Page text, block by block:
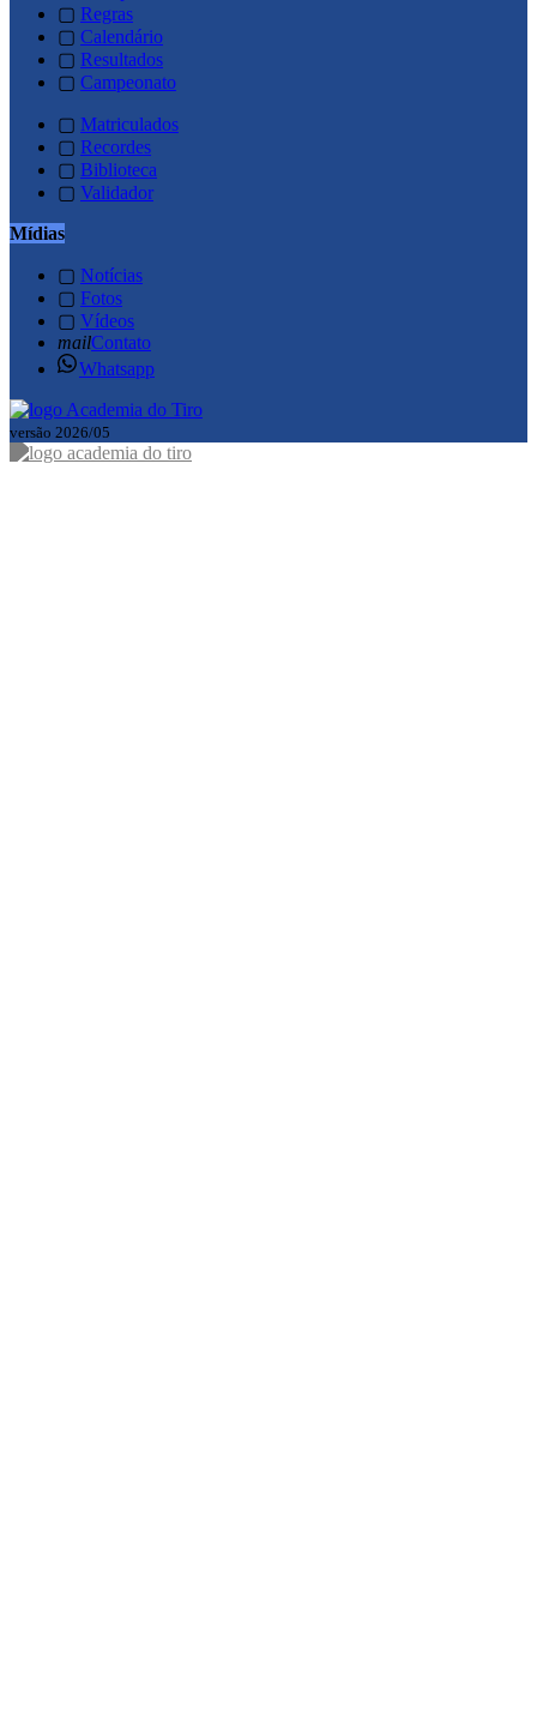
▢ Regras
▢ Calendário
▢ Resultados
▢ Campeonato
▢ Matriculados
▢ Recordes
▢ Biblioteca
▢ Validador
Mídias
▢ Notícias
▢ Fotos
▢ Vídeos
mailContato
Whatsapp
versão 2026/05